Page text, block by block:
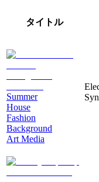
タイトル
Summer
House
Fashion
Background
Art Media